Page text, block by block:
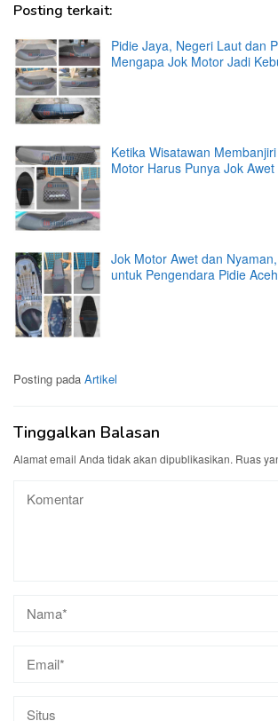
Posting terkait:
Pidie Jaya, Negeri Laut dan
Mengapa Jok Motor Jadi
Ketika Wisatawan
Motor Harus Punya Jok Awet
Jok Motor Awet dan
untuk Pengendara Pidie Aceh
Posting pada Artikel
Tinggalkan Balasan
Alamat email Anda tidak akan dipublikasikan. Ruas